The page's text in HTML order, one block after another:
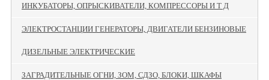
ИНКУБАТОРЫ, ОПРЫСКИВАТЕЛИ, КОМПРЕССОРЫ И Т Д
ЭЛЕКТРОСТАНЦИИ ГЕНЕРАТОРЫ, ДВИГАТЕЛИ БЕНЗИНОВЫЕ
ДИЗЕЛЬНЫЕ ЭЛЕКТРИЧЕСКИЕ
ЗАГРАДИТЕЛЬНЫЕ ОГНИ, ЗОМ, СДЗО, БЛОКИ, ШКАФЫ